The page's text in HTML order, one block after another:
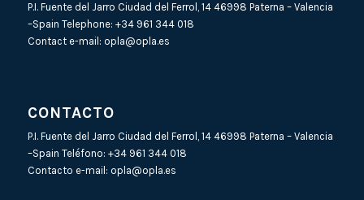
P.I. Fuente del Jarro Ciudad del Ferrol, 14 46998 Paterna – Valencia
–Spain Telephone: +34 961 344 018
Contact e-mail: opla@opla.es
CONTACTO
P.I. Fuente del Jarro Ciudad del Ferrol, 14 46998 Paterna – Valencia
–Spain Teléfono: +34 961 344 018
Contacto e-mail: opla@opla.es